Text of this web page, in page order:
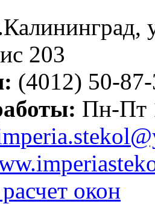
Калининград,
203
(4012) 50-
Пн-Пт
окон